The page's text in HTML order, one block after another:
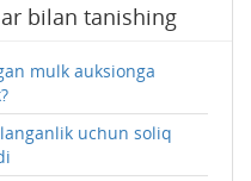
bilan tanishing
mulk auksionga
uchun soliq